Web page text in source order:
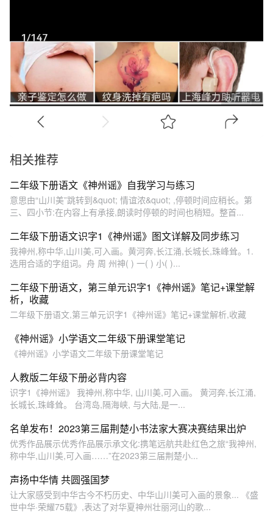
相关推荐
二年级下册语文《神州谣》自我学习与练习
意思由“山川美”跳转到&quot; 情谊浓&quot; ,停顿时间应稍长。第
三、四小节:在内容上有承接,朗读时停顿的时间也稍短。整首...
二年级下册语文识字1《神州谣》图文详解及同步练习
我神州,称中华,山川美,可入画。黄河奔,长江涌,长城长,珠峰耸。1.
选用合适的字组词。舟 周 州神( ) 一( ) 小( )...
二年级下册语文，第三单元识字1《神州谣》笔记+课堂解
析，收藏
二年级下册语文,第三单元识字1《神州谣》笔记+课堂解析,收藏
《神州谣》小学语文二年级下册课堂笔记
《神州谣》小学语文二年级下册课堂笔记
人教版二年级下册必背内容
识字1《神州谣》 我神州,称中华, 山川美,可入画。 黄河奔,长江涌,
长城长,珠峰耸。 台湾岛,隔海峡, 与大陆,是一...
名单发布！2023第三届荆楚小书法家大赛决赛结果出炉
优秀作品展示优秀作品展示承文化:携笔远航共赴红色之旅“我神州,
称中华,山川美,可入画……”在2023第三届荆楚小...
声扬中华情 共圆强国梦
让大家感受到中华古今不朽历史、中华山川美可入画的景象... 《盛
世中华·荣耀75载》,表达了对华夏神州壮丽河山的歌...